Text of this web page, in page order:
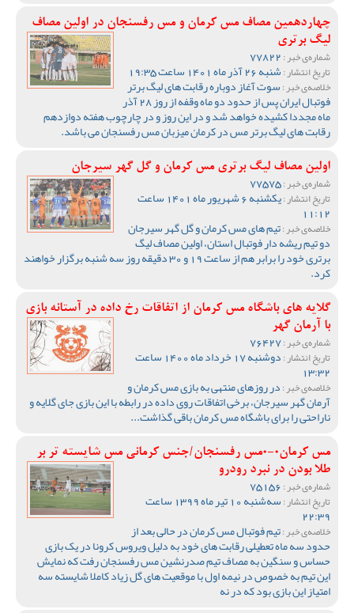
چهاردهمین مصاف مس کرمان و مس رفسنجان در اولین مصاف
لیگ برتری
شماره‌ی خبر :
تاریخ انتشار :شنبه 26 آذر ماه 1401 ساعت 19:35
خلاصه‌ی خبر :سوت آغاز دوباره رقابت های لیگ برتر
فوتبال ایران پس از حدود دو ماه وقفه از روز 28 آذر
ماه مجددا کشیده خواهد شد و در این روز و در چارچوب هفته دوازدهم
رقابت های لیگ برتر مس در کرمان میزبان مس رفسنجان می باشد.
اولین مصاف لیگ برتری مس کرمان و گل گهر سیرجان
شماره‌ی خبر :
تاریخ انتشار : یکشنبه 6 شهریور ماه 1401 ساعت
11:12
خلاصه‌ی خبر :تیم های مس کرمان و گل گهر سیرجان
دو تیم ریشه دار فوتبال استان، اولین مصاف لیگ
برتری خود را برابر هم از ساعت 19 و 30 دقیقه روز سه شنبه برگزار خواهند
کرد.
گلایه های باشگاه مس کرمان از اتفاقات رخ داده در آستانه بازی
با آرمان گهر
شماره‌ی خبر :
تاریخ انتشار : دوشنبه 17 خرداد ماه 1400 ساعت
13:32
خلاصه‌ی خبر :در روزهای منتهی به بازی مس کرمان و
آرمان گهر سیرجان، برخی اتفاقات روی داده در رابطه با این بازی جای گلایه و
ناراحتی را برای باشگاه مس کرمان باقی گذاشت...
مس کرمان0-0مس رفسنجان/جنس کرمانی مس شایسته تر بر
طلا بودن در نبرد رودرو
شماره‌ی خبر :
تاریخ انتشار : سه‌شنبه 10 تیر ماه 1399 ساعت
22:39
خلاصه‌ی خبر :تیم فوتبال مس کرمان در حالی بعد از
حدود سه ماه تعطیلی رقابت های خود به دلیل ویروس کرونا در یک بازی
حساس و سنگین به مصاف تیم صدرنشین مس رفسنجان رفت که نمایش
این تیم به خصوص در نیمه اول با موقعیت های گل زیاد کاملا شایسته سه
امتیاز این بازی بود که در نه